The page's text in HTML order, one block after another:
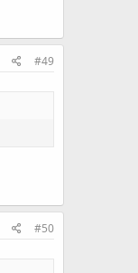
#49
#50